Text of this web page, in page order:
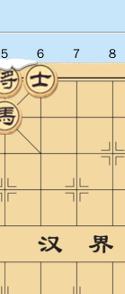
５ ６ ７ ８